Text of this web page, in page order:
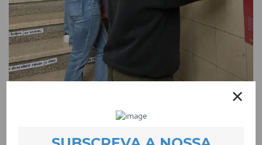
Exposição sobre 21 mulheres feministas de
todo o mundo na Campos Melo